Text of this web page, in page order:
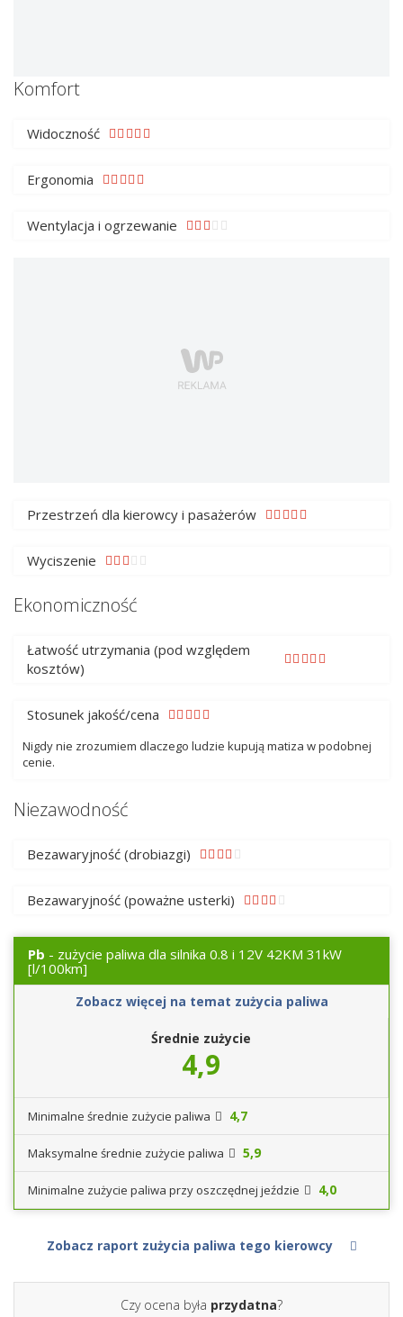
Komfort
Widoczność
Ergonomia
Wentylacja i ogrzewanie
Przestrzeń dla kierowcy i pasażerów
Wyciszenie
Ekonomiczność
Łatwość utrzymania (pod względem
kosztów)
Stosunek jakość/cena
Nigdy nie zrozumiem dlaczego ludzie kupują matiza w podobnej
cenie.
Niezawodność
Bezawaryjność (drobiazgi)
Bezawaryjność (poważne usterki)
Pb - zużycie paliwa dla silnika 0.8 i 12V 42KM 31kW
[l/100km]
Średnie zużycie
4,9
Minimalne średnie zużycie paliwa 4,7
Maksymalne średnie zużycie paliwa 5,9
Minimalne zużycie paliwa przy oszczędnej jeździe 4,0
Zobacz więcej na temat zużycia paliwa
Zobacz raport zużycia paliwa tego kierowcy
Czy ocena była przydatna?